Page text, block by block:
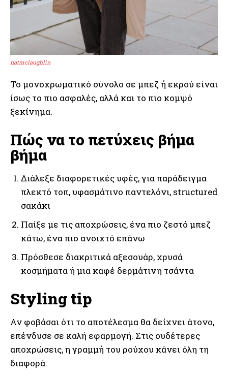
natmclaughlin
Το μονοχρωματικό σύνολο σε μπεζ ή εκρού είναι
ίσως το πιο ασφαλές, αλλά και το πιο κομψό
ξεκίνημα.
Πώς να το πετύχεις βήμα
βήμα
Διάλεξε διαφορετικές υφές, για παράδειγμα
πλεκτό τοπ, υφασμάτινο παντελόνι, structured
σακάκι
Παίξε με τις αποχρώσεις, ένα πιο ζεστό μπεζ
κάτω, ένα πιο ανοιχτό επάνω
Πρόσθεσε διακριτικά αξεσουάρ, χρυσά
κοσμήματα ή μια καφέ δερμάτινη τσάντα
Styling tip
Αν φοβάσαι ότι το αποτέλεσμα θα δείχνει άτονο,
επένδυσε σε καλή εφαρμογή. Στις ουδέτερες
αποχρώσεις, η γραμμή του ρούχου κάνει όλη τη
διαφορά.